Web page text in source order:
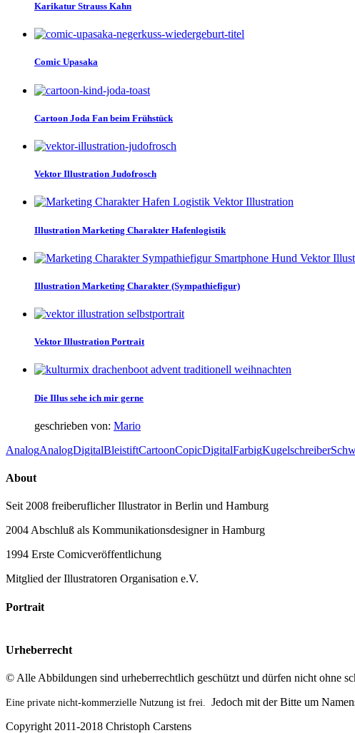
Karikatur Strauss Kahn
Comic Upasaka
Cartoon Joda Fan beim Frühstück
Vektor Illustration Judofrosch
Illustration Marketing Charakter Hafenlogistik
Illustration Marketing Charakter (Sympathiefigur)
Vektor Illustration Portrait
Die Illus sehe ich mir gerne
geschrieben von: Mario
AnalogAnalogDigitalBleistiftCartoonCopicDigitalFarbigKugelschreiber
About
Seit 2008 freiberuflicher Illustrator in Berlin und Hamburg
2004 Abschluß als Kommunikationsdesigner in Hamburg
1994 Erste Comicveröffentlichung
Mitglied der Illustratoren Organisation e.V.
Portrait
Urheberrecht
© Alle Abbildungen sind urheberrechtlich geschützt und dürfen nicht ohne
Eine private nicht-kommerzielle Nutzung ist frei. Jedoch mit der Bitte um
Copyright 2011-2018 Christoph Carstens